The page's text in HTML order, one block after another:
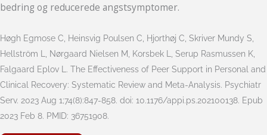
bedring og reducerede angstsymptomer.
Høgh Egmose C, Heinsvig Poulsen C, Hjorthøj C, Skriver Mundy S,
Hellström L, Nørgaard Nielsen M, Korsbek L, Serup Rasmussen K,
Falgaard Eplov L. The Effectiveness of Peer Support in Personal and
Clinical Recovery: Systematic Review and Meta-Analysis. Psychiatr
Serv. 2023 Aug 1;74(8):847-858. doi: 10.1176/appi.ps.202100138. Epub
2023 Feb 8. PMID: 36751908.